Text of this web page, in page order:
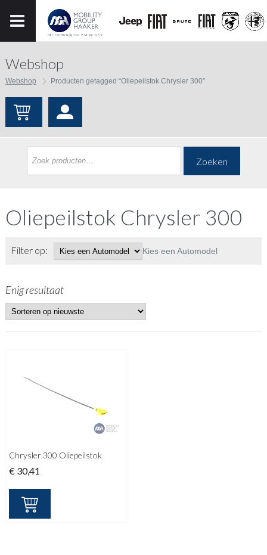
Webshop
Webshop Producten getagged “Oliepeilstok Chrysler 300”
Zoeken
Oliepeilstok Chrysler 300
Filter op: Kies een Automodel
Enig resultaat
Chrysler 300 Oliepeilstok
€ 30,41